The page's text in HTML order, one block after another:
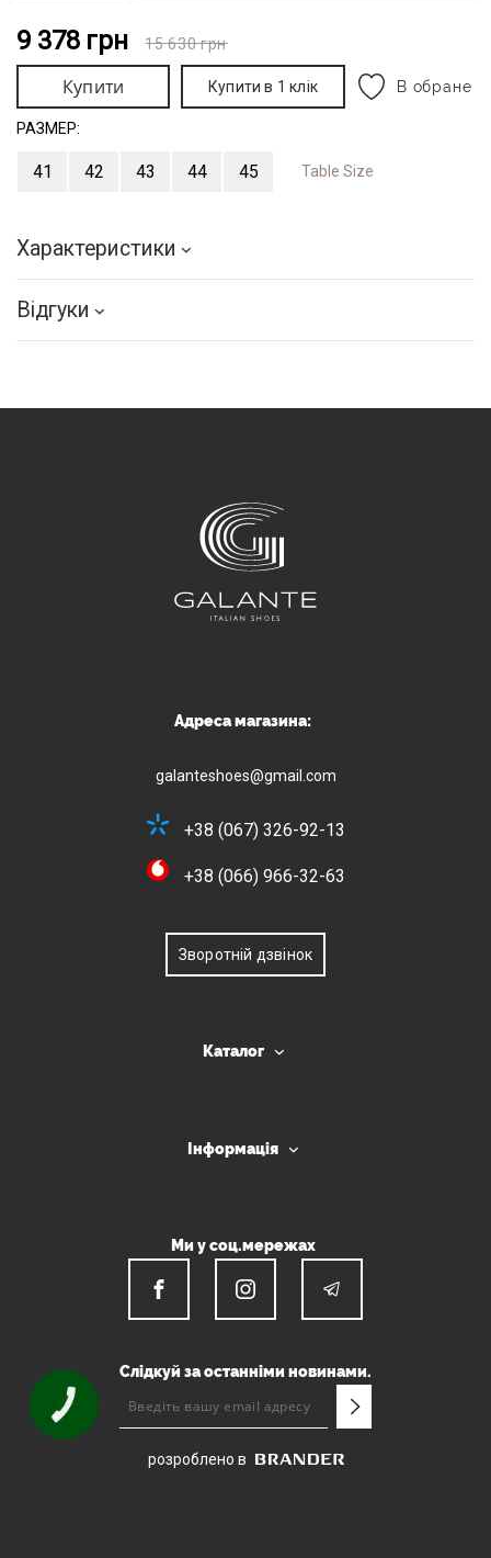
9 378 грн 15 630грн
Купити Купити в 1 клік В обране
РАЗМЕР:
41 42 43 44 45 Table Size
Характеристики
Відгуки
Адреса магазина:
galanteshoes@gmail.com
+38 (067) 326-92-13
+38 (066) 966-32-63
Зворотній дзвінок
Каталог
Інформація
Ми у соц.мережах
Слідкуй за останніми новинами.
розроблено в
КНОПКА
ЗВ'ЯЗКУ